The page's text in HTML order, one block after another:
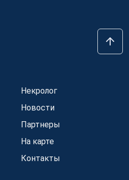
Некролог
Новости
Партнеры
На карте
Контакты